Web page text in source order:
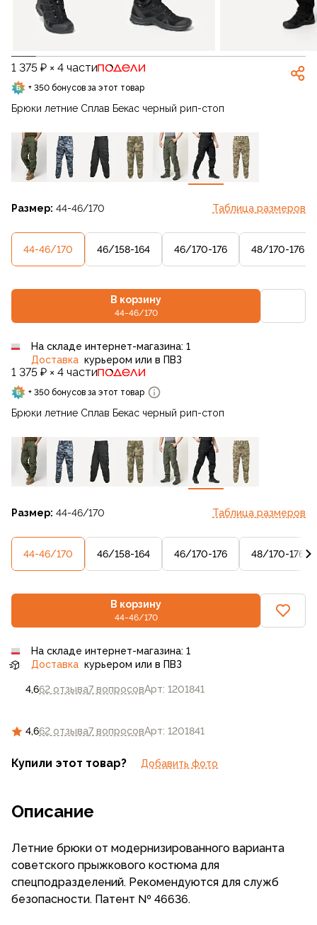
1 375 ₽ × 4 части
+ 350 бонусов за этот товар
Брюки летние Сплав Бекас черный рип-стоп
Размер: 44-46/170 Таблица размеров
44-46/170 46/158-164 46/170-176 48/170-176
В корзину
44-46/170
4,662 отзыва7 вопросовАрт: 1201841
На складе интернет-магазина: 1
Доставка курьером или в ПВЗ
1 375 ₽ × 4 части
+ 350 бонусов за этот товар
Брюки летние Сплав Бекас черный рип-стоп
Размер: 44-46/170 Таблица размеров
44-46/170 46/158-164 46/170-176 48/170-176
В корзину
44-46/170
4,662 отзыва7 вопросовАрт: 1201841
На складе интернет-магазина: 1
Доставка курьером или в ПВЗ
Купили этот товар? Добавить фото
Описание
Летние брюки от модернизированного варианта
советского прыжкового костюма для
спецподразделений. Рекомендуются для служб
безопасности. Патент № 46636.